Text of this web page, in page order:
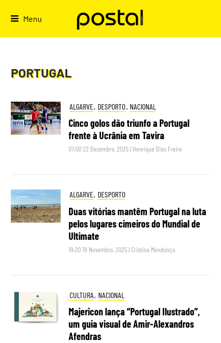
Menu
PORTUGAL
ALGARVE, DESPORTO, NACIONAL
Cinco golos dão triunfo a Portugal
frente à Ucrânia em Tavira
07:00 22 Dezembro, 2025 | Henrique Dias Freire
ALGARVE, DESPORTO
Duas vitórias mantêm Portugal na luta
pelos lugares cimeiros do Mundial de
Ultimate
19:20 19 Novembro, 2025 | Cristina Mendonça
CULTURA, NACIONAL
Majericon lança “Portugal Ilustrado”,
um guia visual de Amir-Alexandros
Afendras